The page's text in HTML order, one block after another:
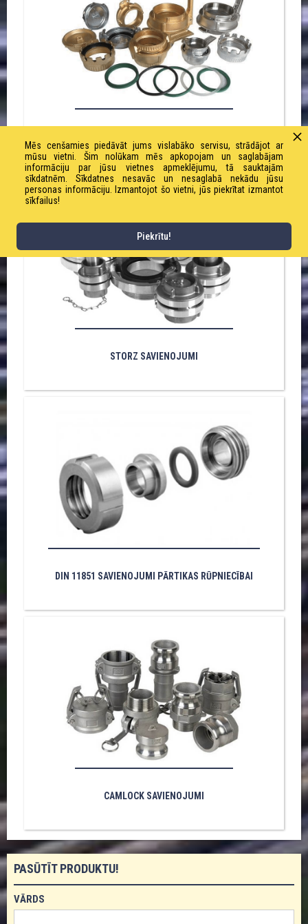
STORZ SAVIENOJUMI
DIN 11851 SAVIENOJUMI PĀRTIKAS RŪPNIECĪBAI
CAMLOCK SAVIENOJUMI
PASŪTĪT PRODUKTU!
VĀRDS
Mēs cenšamies piedāvāt jums vislabāko servisu, strādājot ar
mūsu vietni. Šim nolūkam mēs apkopojam un saglabājam
informāciju par jūsu vietnes apmeklējumu, tā sauktajām
sīkdatnēm. Sīkdatnes nesavāc un nesaglabā nekādu jūsu
personas informāciju. Izmantojot šo vietni, jūs piekrītat izmantot
sīkfailus!
Piekrītu!